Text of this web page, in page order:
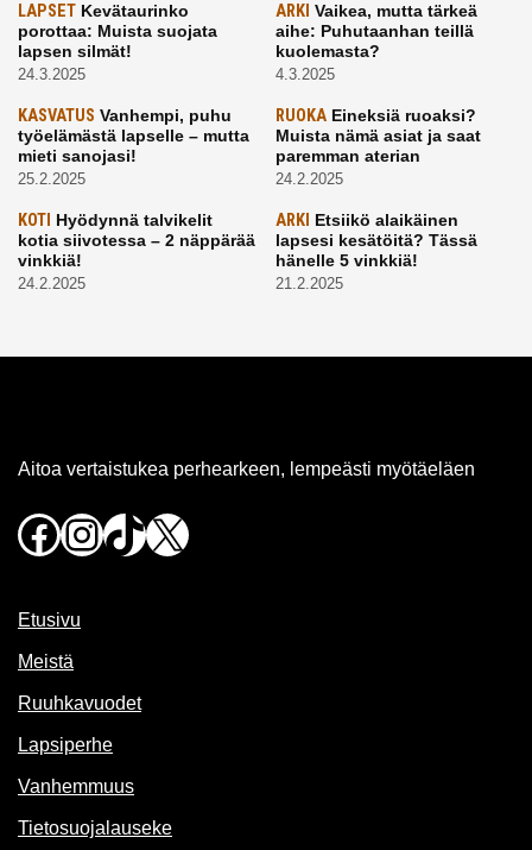
LAPSET Kevätaurinko
porottaa: Muista suojata
lapsen silmät!
24.3.2025
ARKI Vaikea, mutta tärkeä
aihe: Puhutaanhan teillä
kuolemasta?
4.3.2025
KASVATUS Vanhempi, puhu
työelämästä lapselle – mutta
mieti sanojasi!
25.2.2025
RUOKAEineksiä ruoaksi?
Muista nämä asiat ja saat
paremman aterian
24.2.2025
KOTI Hyödynnä talvikelit
kotia siivotessa – 2 näppärää
vinkkiä!
24.2.2025
ARKI Etsiikö alaikäinen
lapsesi kesätöitä? Tässä
hänelle 5 vinkkiä!
21.2.2025
Aitoa vertaistukea perhearkeen, lempeästi myötäeläen
Facebook
Instagram
TikTok
X
Etusivu
Meistä
Ruuhkavuodet
Lapsiperhe
Vanhemmuus
Tietosuojalauseke